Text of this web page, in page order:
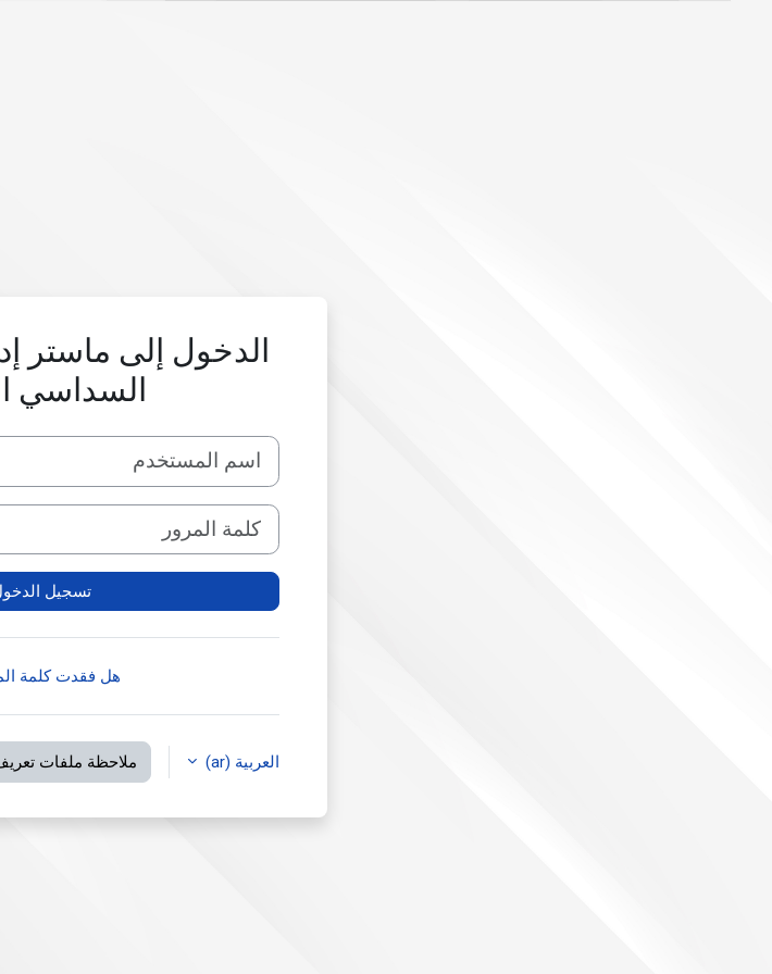
الدخول إلى ماستر
السداسي
اسم المستخدم
كلمة المرور
تسجيل
هل فقدت كلمة
العربية ‎(ar)‎ ملاحظة ملفات